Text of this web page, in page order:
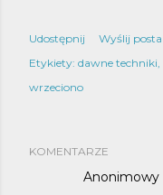
Udostępnij
Wyślij
Etykiety: dawne techniki
wrzeciono
KOMENTARZE
Anonimowy